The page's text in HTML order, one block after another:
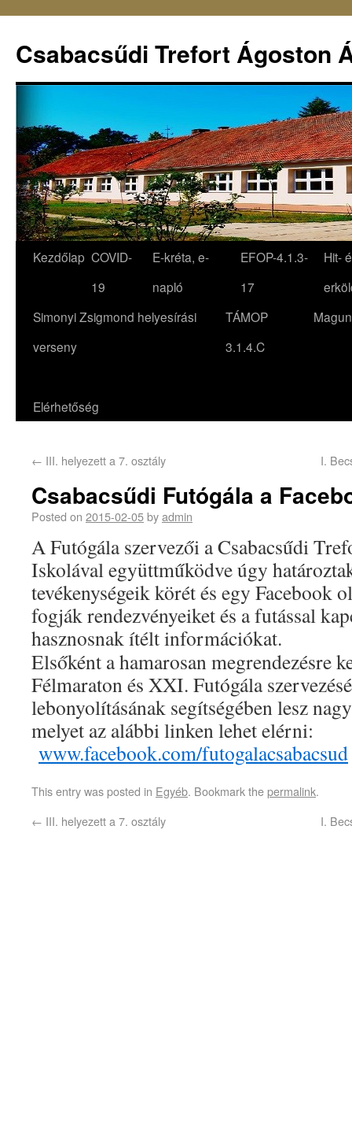
Csabacsűdi Trefort Ágoston
Kezdőlap COVID-
19
E-kréta, e-
napló
EFOP-4.1.3-
17
Hit-
Simonyi Zsigmond helyesírási
verseny
TÁMOP
3.1.4.C
Elérhetőség
← III. helyezett a 7. osztály I.
Csabacsűdi Futógála a
Posted on 2015-02-05byadmin
A Futógála szervezői a Csabacsűdi
Iskolával együttműködve úgy
tevékenységeik körét és egy Facebook
fogják rendezvényeiket és a futással
hasznosnak ítélt információkat.
Elsőként a hamarosan megrendezésre
Félmaraton és XXI. Futógála
lebonyolításának segítségében lesz
melyet az alábbi linken lehet elérni:
www.facebook.com/futogalacsabacsud
This entry was posted in Egyéb. Bookmark thepermalink.
← III. helyezett a 7. osztály I.